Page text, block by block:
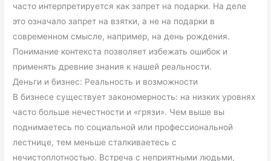
часто интерпретируется как запрет на подарки. На деле
это означало запрет на взятки, а не на подарки в
современном смысле, например, на день рождения.
Понимание контекста позволяет избежать ошибок и
применять древние знания к нашей реальности.
Деньги и бизнес: Реальность и возможности
В бизнесе существует закономерность: на низких уровнях
часто больше нечестности и «грязи». Чем выше вы
поднимаетесь по социальной или профессиональной
лестнице, тем меньше сталкиваетесь с
нечистоплотностью. Встреча с неприятными людьми,